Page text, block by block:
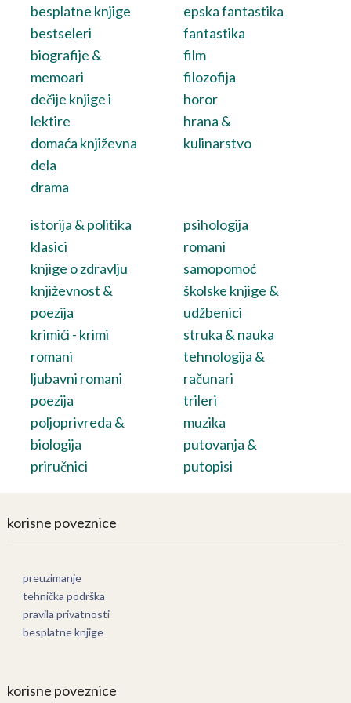
besplatne knjige
bestseleri
biografije &
memoari
dečije knjige i
lektire
domaća književna
dela
drama
epska fantastika
fantastika
film
filozofija
horor
hrana &
kulinarstvo
istorija & politika
klasici
knjige o zdravlju
književnost &
poezija
krimići - krimi
romani
ljubavni romani
poezija
poljoprivreda &
biologija
priručnici
psihologija
romani
samopomoć
školske knjige &
udžbenici
struka & nauka
tehnologija &
računari
trileri
muzika
putovanja &
putopisi
korisne poveznice
preuzimanje
tehnička podrška
pravila privatnosti
besplatne knjige
korisne poveznice